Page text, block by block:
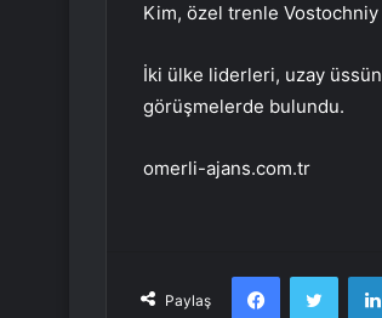
Kim, özel trenle
İki ülke liderleri, uzay
görüşmelerde bulundu.
omerli-ajans.com.tr
Paylaş
Facebook